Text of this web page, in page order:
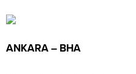
ANKARA – BHA